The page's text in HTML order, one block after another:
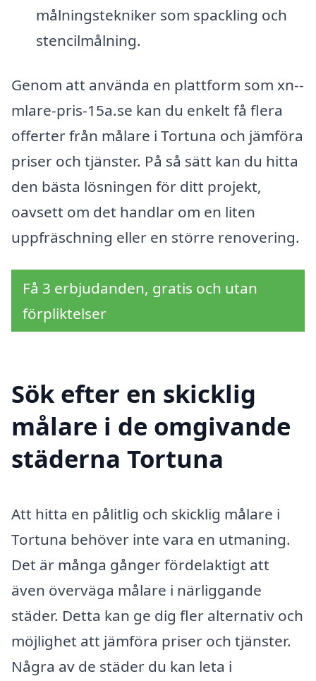
målningstekniker som spackling och
stencilmålning.
Genom att använda en plattform som xn--
mlare-pris-15a.se kan du enkelt få flera
offerter från målare i Tortuna och jämföra
priser och tjänster. På så sätt kan du hitta
den bästa lösningen för ditt projekt,
oavsett om det handlar om en liten
uppfräschning eller en större renovering.
Få 3 erbjudanden, gratis och utan
förpliktelser
Sök efter en skicklig
målare i de omgivande
städerna Tortuna
Att hitta en pålitlig och skicklig målare i
Tortuna behöver inte vara en utmaning.
Det är många gånger fördelaktigt att
även överväga målare i närliggande
städer. Detta kan ge dig fler alternativ och
möjlighet att jämföra priser och tjänster.
Några av de städer du kan leta i